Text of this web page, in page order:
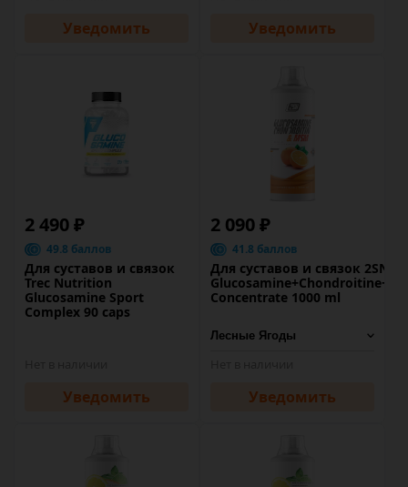
Уведомить Уведомить
2 490 ₽
49.8 баллов
Для суставов и связок
Trec Nutrition
Glucosamine Sport
Complex 90 caps
Уведомить
2 090 ₽
41.8 баллов
Для суставов и связок 2SN
Concentrate 1000 ml
Уведомить